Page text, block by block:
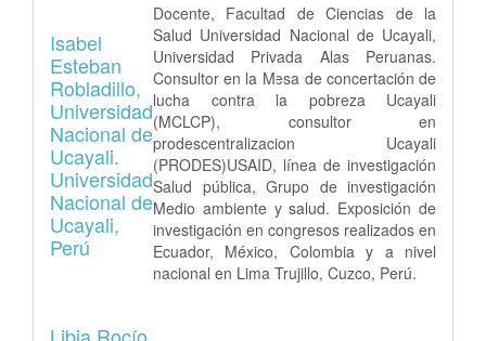
Isabel
Esteban
Robladillo,
Universidad
Nacional de
Ucayali.
Universidad
Nacional de
Ucayali,
Perú
Docente, Facultad de Ciencias de la
Salud Universidad Nacional de Ucayali,
Universidad Privada Alas Peruanas.
Consultor en la Mesa de concertación de
lucha contra la pobreza Ucayali
(MCLCP), consultor en
prodescentralizacion Ucayali
(PRODES)USAID, línea de investigación
Salud pública, Grupo de investigación
Medio ambiente y salud. Exposición de
investigación en congresos realizados en
Ecuador, México, Colombia y a nivel
nacional en Lima Trujillo, Cuzco, Perú.
Libia Rocío